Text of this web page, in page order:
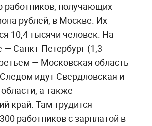
работников, получающих
рублей, в Москве. Их
10,4 тысячи человек. На
— Санкт-Петербург (1,3
— Московская область
идут Свердловская и
а также
край. Там трудится
работников с зарплатой в